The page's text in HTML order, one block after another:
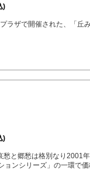
)
ラザで開催された、「丘
)
愁と郷愁は格別なり2001
ンシリーズ」の一環で価